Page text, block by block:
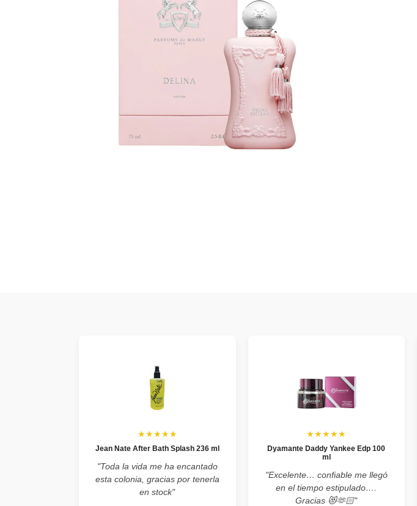
★★★★★
Jean Nate After Bath Splash 236 ml
"Toda la vida me ha encantado
esta colonia, gracias por tenerla
en stock"
★★★★★
Dyamante Daddy Yankee Edp 100
ml
"Excelente… confiable me llegó
en el tiempo estipulado….
Gracias 😻🫶🏻"